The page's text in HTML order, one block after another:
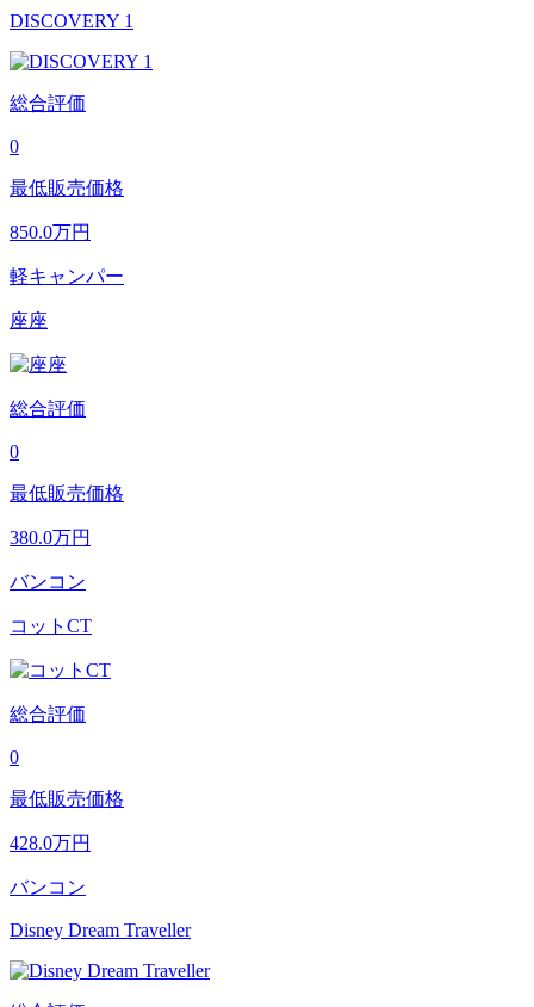
DISCOVERY 1
総合評価
0
最低販売価格
850.0万円
軽キャンパー
座座
総合評価
0
最低販売価格
380.0万円
バンコン
コットCT
総合評価
0
最低販売価格
428.0万円
バンコン
Disney Dream Traveller